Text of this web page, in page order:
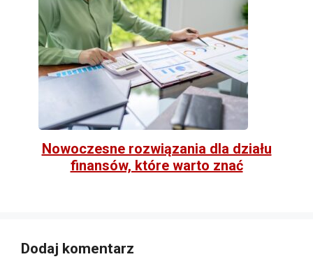
Nowoczesne rozwiązania dla działu
finansów, które warto znać
Dodaj komentarz